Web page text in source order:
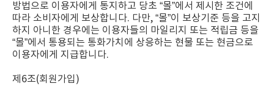
방법으로 이용자에게 통지하고 당초 “몰”에서 제시한 조건에
따라 소비자에게 보상합니다. 다만, “몰”이 보상기준 등을 고지
하지 아니한 경우에는 이용자들의 마일리지 또는 적립금 등을
“몰”에서 통용되는 통화가치에 상응하는 현물 또는 현금으로
이용자에게 지급합니다.
제6조(회원가입)